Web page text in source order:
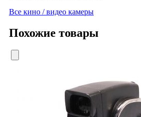
Все кино / видео камеры
Похожие товары